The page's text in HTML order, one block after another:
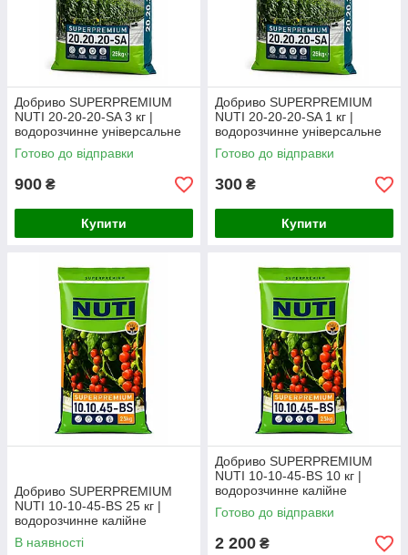
Добриво SUPERPREMIUM
NUTI 20-20-20-SA 3 кг |
водорозчинне універсальне
добриво (фасоване з мішка)
Готово до відправки
900 ₴
Купити
Добриво SUPERPREMIUM
NUTI 20-20-20-SA 1 кг |
водорозчинне універсальне
добриво (фасоване з мішка)
Готово до відправки
300 ₴
Купити
Добриво SUPERPREMIUM
NUTI 10-10-45-BS 25 кг |
водорозчинне калійне
добриво
В наявності
Добриво SUPERPREMIUM
NUTI 10-10-45-BS 10 кг |
водорозчинне калійне
добриво (фасоване з мішка)
Готово до відправки
2 200 ₴